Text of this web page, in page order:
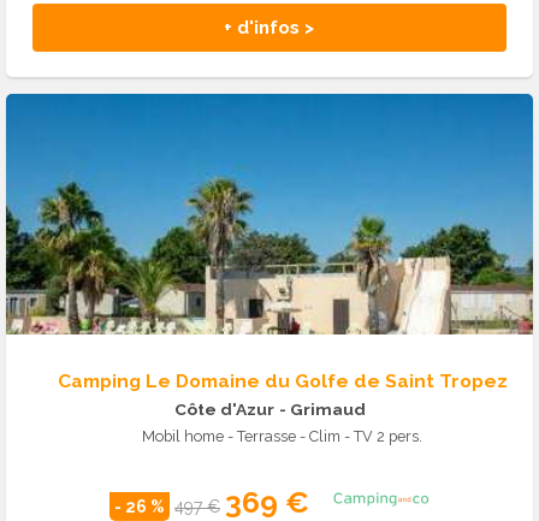
+ d'infos >
Camping Le Domaine du Golfe de Saint Tropez
Côte d'Azur - Grimaud
Mobil home - Terrasse - Clim - TV 2 pers.
- 26 % 497 € 369 €